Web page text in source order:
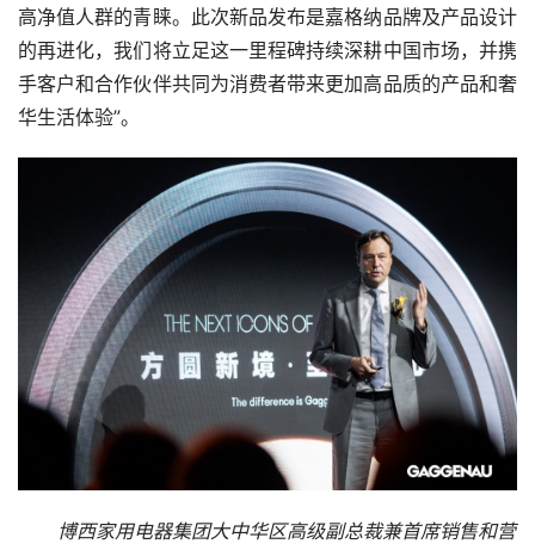
高净值人群的青睐。此次新品发布是嘉格纳品牌及产品设计
的再进化，我们将立足这一里程碑持续深耕中国市场，并携
手客户和合作伙伴共同为消费者带来更加高品质的产品和奢
华生活体验”。
博西家用电器集团大中华区高级副总裁兼首席销售和营